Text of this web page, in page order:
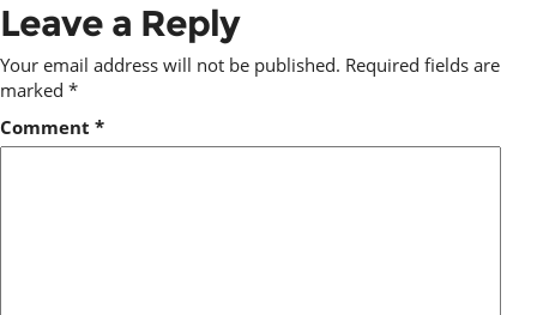
Leave a Reply
Your email address will not be published. Required fields are
marked *
Comment *